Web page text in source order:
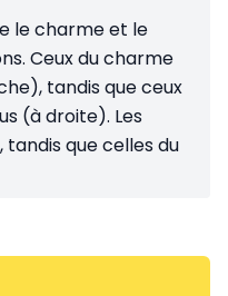
le charme et le
Ceux du charme
tandis que ceux
(à droite). Les
que celles du